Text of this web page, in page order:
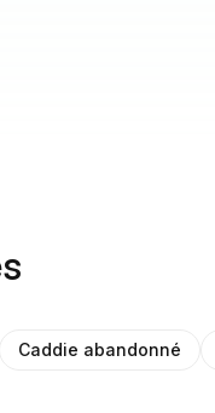
Caddie abandonné